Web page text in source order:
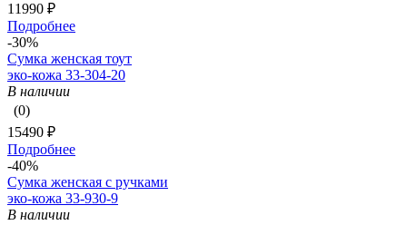
11990 ₽
Подробнее
-30%
Сумка женская тоут
эко-кожа 33-304-20
В наличии
(0)
15490 ₽
Подробнее
-40%
Сумка женская с ручками
эко-кожа 33-930-9
В наличии